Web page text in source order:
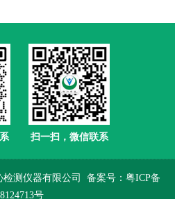
扫一扫，微信联系
测仪器有限公司 备案号：粤ICP备
号